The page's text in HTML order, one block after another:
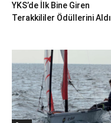
YKS’de İlk Bine Giren
Terakkililer Ödüllerini Aldı